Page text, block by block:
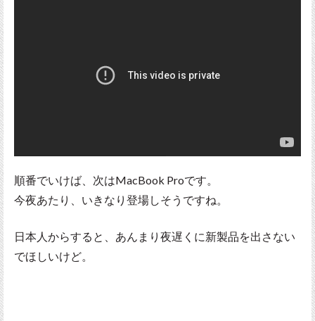
順番でいけば、次はMacBook Proです。
今夜あたり、いきなり登場しそうですね。
日本人からすると、あんまり夜遅くに新製品を出さない
でほしいけど。